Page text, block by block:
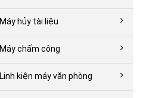
Máy hủy tài liệu
Máy chấm công
Linh kiện máy văn phòng